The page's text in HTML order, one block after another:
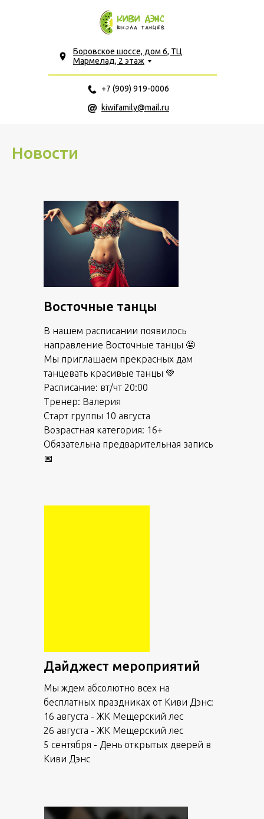
+7 (909) 919-0006
kiwifamily@mail.ru
Боровское шоссе, дом 6, ТЦ
Мармелад, 2 этаж
Новости
Восточные танцы
В нашем расписании появилось
направление Восточные танцы 🤩
Мы приглашаем прекрасных дам
танцевать красивые танцы 💚
Расписание: вт/чт 20:00
Тренер: Валерия
Старт группы 10 августа
Возрастная категория: 16+
Обязательна предварительная запись
📅
Дайджест мероприятий
Мы ждем абсолютно всех на
бесплатных праздниках от Киви Дэнс:
16 августа - ЖК Мещерский лес
26 августа - ЖК Мещерский лес
5 сентября - День открытых дверей в
Киви Дэнс